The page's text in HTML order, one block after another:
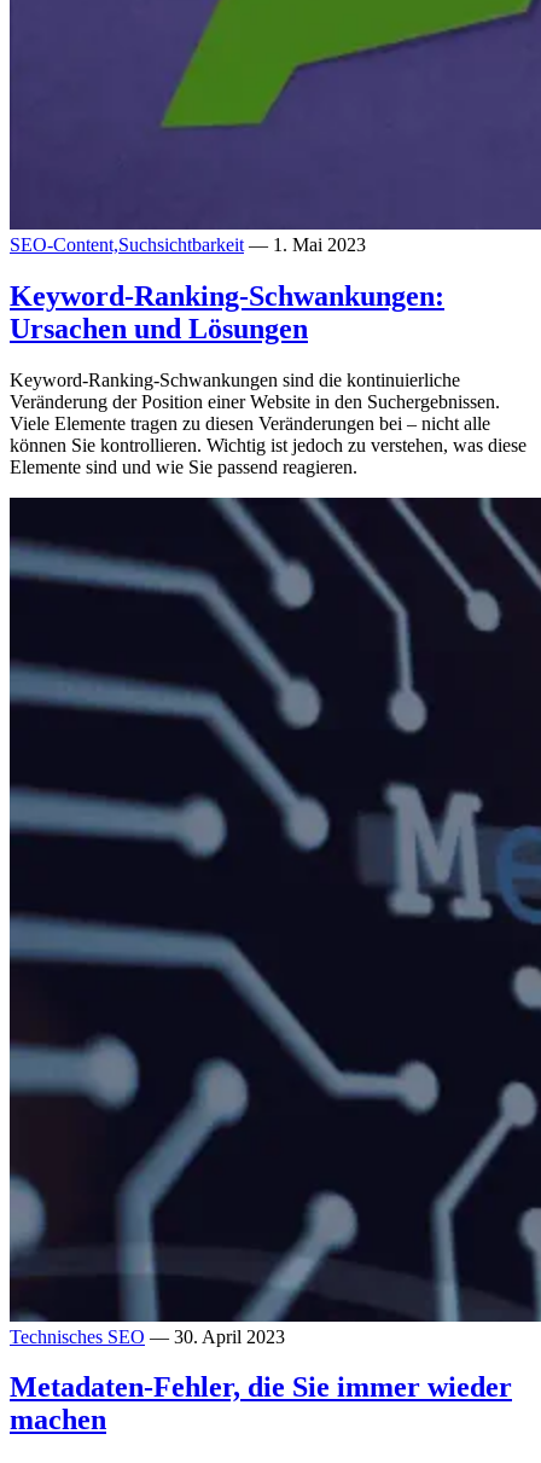
SEO-Content,Suchsichtbarkeit — 1. Mai 2023
Keyword-Ranking-Schwankungen:
Ursachen und Lösungen
Keyword-Ranking-Schwankungen sind die kontinuierliche
Veränderung der Position einer Website in den Suchergebnissen.
Viele Elemente tragen zu diesen Veränderungen bei – nicht alle
können Sie kontrollieren. Wichtig ist jedoch zu verstehen, was diese
Elemente sind und wie Sie passend reagieren.
Technisches SEO — 30. April 2023
Metadaten-Fehler, die Sie immer wieder
machen